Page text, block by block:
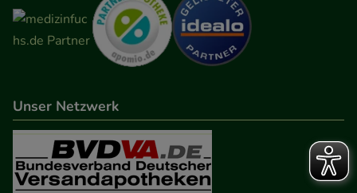
Unser Netzwerk